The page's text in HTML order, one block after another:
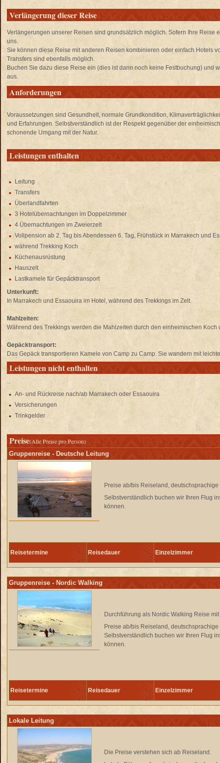
Verlängerung dieser Reise
Verlängerungen unserer Reisen sind grundsätzlich möglich. Sofern Ihre Reise
uns.
Sie können diese Reise mit anderen Reisen kombinieren oder einfach Hotels
Transfers sind ebenfalls möglich.
Buchen Sie dazu diese Reise ein (dies ist dann noch keine Festbuchung) und
aus.
Anforderungen
Voraussetzungen sind Gesundheit, normale Grundkondition,
und Erfahrungen. Selbstverständlich ist der Respekt gegenüber der
schonende Umgang mit der Natur.
Leistungen enthalten
.
Leitung
Transfers
Überlandfahrten
3 Hotelübernachtungen im Doppelzimmer
4 Übernachtungen im Zweierzelt
Vollpension ab 2. Tag bis Abendessen 6. Tag, Frühstück in Marrakech und
während Trekking Koch
Küchenausrüstung
Hauszelt
Lastkamele für Gepäcktransport
Unterkunft:
In Marrakech und Essaouira im Hotel, während des Trekkings im Zelt.
Mahlzeiten:
Während des Trekkings werden die Mahlzeiten durch den einheimischen Koch
Gepäcktransport:
Das Gepäck transportieren Kamele von Camp zu Camp. Sie wandern mit
Leistungen nicht enthalten
.
An- und Rückreise nach/ab Marrakech oder Essaouira
Versicherungen
Trinkgelder
Preise(Alle Preise pro Person)
Gruppenreise - Deutsche Leitung
Preise ab/bis Reiseland,
Selbstverständlich buchen wir Ihren Flug
können.
Reisetermine Reisedauer Einzelzimmer
Gruppenreise - Nordic Walking
Durchführung als Nordic Walking Reise
Preise ab/bis Reiseland,
Selbstverständlich buchen wir Ihren Flug
können.
Reisetermine Reisedauer Einzelzimmer
Lokale Leitung
Die Preise verstehen sich ab Reiseland.